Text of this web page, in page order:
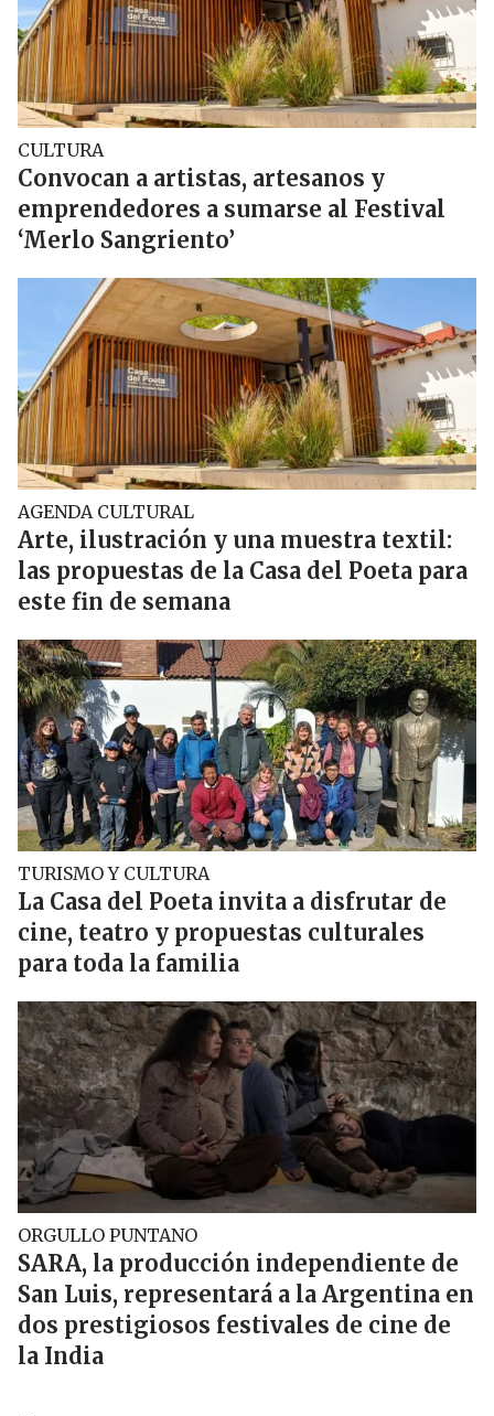
CULTURA
Convocan a artistas, artesanos y
emprendedores a sumarse al Festival
‘Merlo Sangriento’
AGENDA CULTURAL
Arte, ilustración y una muestra textil:
las propuestas de la Casa del Poeta para
este fin de semana
TURISMO Y CULTURA
La Casa del Poeta invita a disfrutar de
cine, teatro y propuestas culturales
para toda la familia
ORGULLO PUNTANO
SARA, la producción independiente de
San Luis, representará a la Argentina en
dos prestigiosos festivales de cine de
la India